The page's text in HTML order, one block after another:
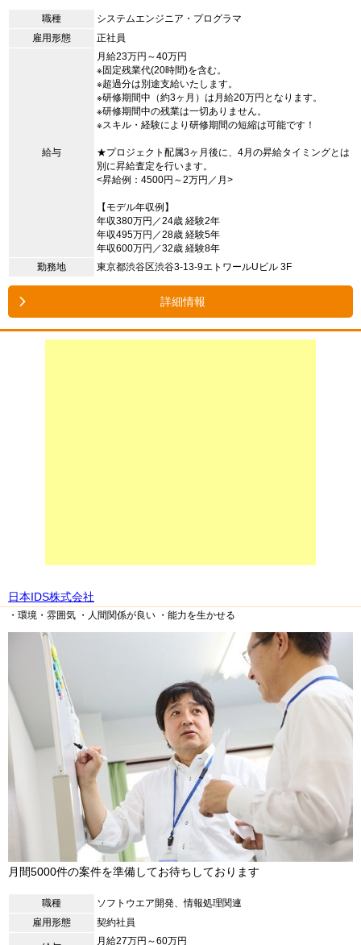
職種
システムエンジニア・プログラマ
雇用形態
正社員
給与
月給23万円～40万円
※固定残業代(20時間)を含む。
※超過分は別途支給いたします。
※研修期間中（約3ヶ月）は月給20万円となります。
※研修期間中の残業は一切ありません。
※スキル・経験により研修期間の短縮は可能です！
★プロジェクト配属3ヶ月後に、4月の昇給タイミングとは
別に昇給査定を行います。
<昇給例：4500円～2万円／月>
【モデル年収例】
年収380万円／24歳 経験2年
年収495万円／28歳 経験5年
年収600万円／32歳 経験8年
勤務地
東京都渋谷区渋谷3-13-9エトワールUビル 3F
詳細情報
日本IDS株式会社
・環境・雰囲気 ・人間関係が良い ・能力を生かせる
月間5000件の案件を準備してお待ちしております
職種
ソフトウエア開発、情報処理関連
雇用形態
契約社員
月給27万円～60万円